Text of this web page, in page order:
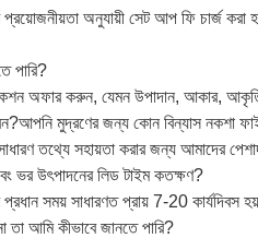
অনুযায়ী সেট আপ ফি চার্জ করা
পারি?
অফার করুন, যেমন উপাদান, আকার,
মুদ্রণের জন্য কোন বিন্যাস নকশা
তথ্যে সহায়তা করার জন্য আমাদের
ভর উৎপাদনের লিড টাইম কতক্ষণ?
সময় সাধারণত প্রায় 7-20 কার্যদিবস
তা আমি কীভাবে জানতে পারি?